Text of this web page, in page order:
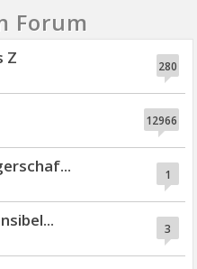
Forum
280
Z
12966
1
3